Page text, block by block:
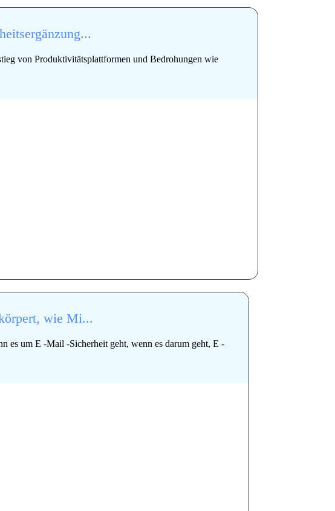
von Produktivitätsplattformen und Bedrohungen wie
wie Mi...
es um E -Mail -Sicherheit geht, wenn es darum geht, E -